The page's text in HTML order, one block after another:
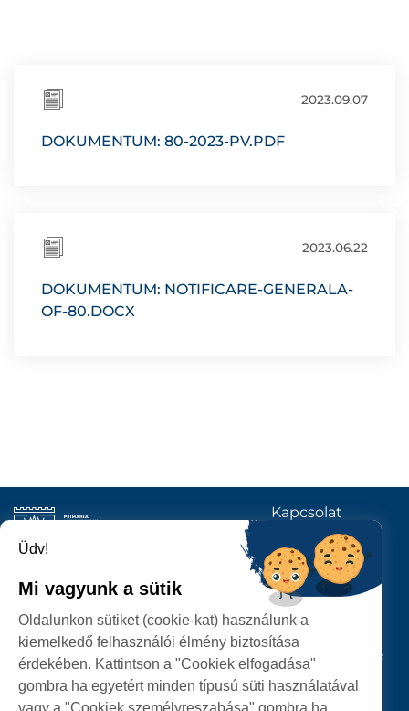
2023.09.07
DOKUMENTUM: 80-2023-PV.PDF
2023.06.22
DOKUMENTUM: NOTIFICARE-GENERALA-
OF-80.DOCX
SZEMÉLYES ADATOK VÉDELME
SZATMÁRNÉMETI
POLGÁRMESTERI HIVATAL
P-ȚA 25 OCTOMBRIE, NR. 1 CORP M, 440026 SATU MARE
Kapcsolat
KÖVESSENEK
Üdv!
Mi vagyunk a sütik
Oldalunkon sütiket (cookie-kat) használunk a
kiemelkedő felhasználói élmény biztosítása
érdekében. Kattintson a "Cookiek elfogadása"
gombra ha egyetért minden típusú süti használatával
vagy a "Cookiek személyreszabása" gombra ha